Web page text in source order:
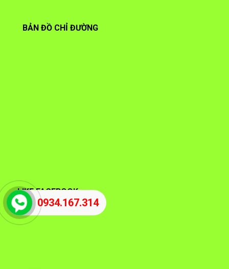
BẢN ĐỒ CHỈ ĐƯỜNG
LIKE FACEBOOK
0934.167.314